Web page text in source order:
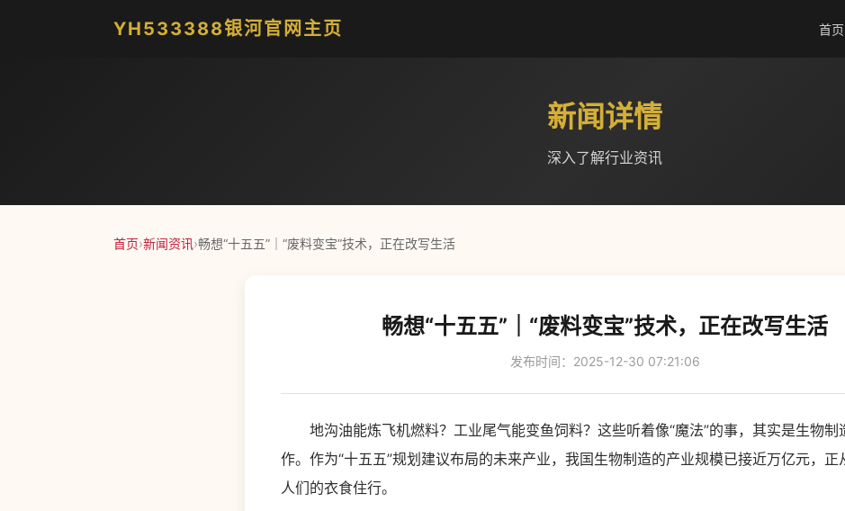
YH533388银河官网主页 首页
新闻详情
深入了解行业资讯
首页›新闻资讯›畅想“十五五”｜“废料变宝”技术，正在改写生活
畅想“十五五”｜“废料变宝”技术，正在改写生活
发布时间：2025-12-30 07:21:06
地沟油能炼飞机燃料？工业尾气能变鱼饲料？这些听着像“魔法”的事，其实是生物制
作。作为“十五五”规划建议布局的未来产业，我国生物制造的产业规模已接近万亿元，正
人们的衣食住行。